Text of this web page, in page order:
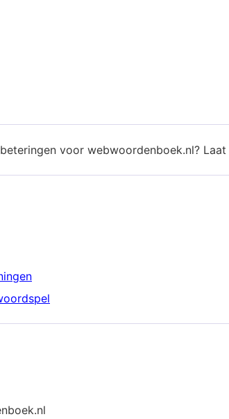
voor webwoordenboek.nl?